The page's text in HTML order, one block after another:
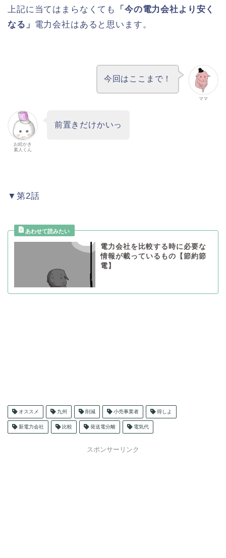
上記に当てはまらなくても
「今の電力会社より安く
なる」 電力会社はあると思います。
ママ
今回はここまで！
お絵かき
素人くん
前置きだけかいっ
▼第2話
電力会社を比較する時に必要な
情報が載っているもの【節約節
電】
オススメ 九州 削減 小売事業者 得しよ
新電力会社 比較 発送電分離 電気代
スポンサーリンク